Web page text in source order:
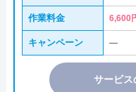
作業料金 6,600
キャンペーン ―
サービス